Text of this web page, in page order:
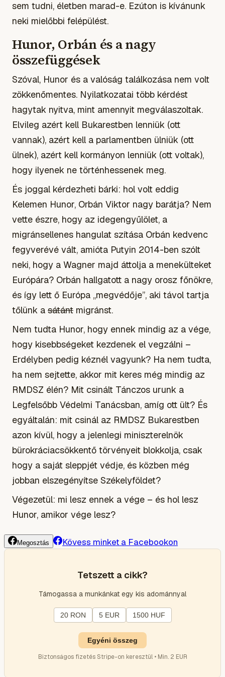
sem tudni, életben marad-e. Ezúton is kívánunk
neki mielőbbi felépülést.
Hunor, Orbán és a nagy
összefüggések
Szóval, Hunor és a valóság találkozása nem volt
zökkenőmentes. Nyilatkozatai több kérdést
hagytak nyitva, mint amennyit megválaszoltak.
Elvileg azért kell Bukarestben lenniük (ott
vannak), azért kell a parlamentben ülniük (ott
ülnek), azért kell kormányon lenniük (ott voltak),
hogy ilyenek ne történhessenek meg.
És joggal kérdezheti bárki: hol volt eddig
Kelemen Hunor, Orbán Viktor nagy barátja? Nem
vette észre, hogy az idegengyűlölet, a
migránsellenes hangulat szítása Orbán kedvenc
fegyverévé vált, amióta Putyin 2014-ben szólt
neki, hogy a Wagner majd áttolja a menekülteket
Európára? Orbán hallgatott a nagy orosz főnökre,
és így lett ő Európa „megvédője”, aki távol tartja
tőlünk a sátánt migránst.
Nem tudta Hunor, hogy ennek mindig az a vége,
hogy kisebbségeket kezdenek el vegzálni –
Erdélyben pedig kéznél vagyunk? Ha nem tudta,
ha nem sejtette, akkor mit keres még mindig az
RMDSZ élén? Mit csinált Tánczos urunk a
Legfelsőbb Védelmi Tanácsban, amíg ott ült? És
egyáltalán: mit csinál az RMDSZ Bukarestben
azon kívül, hogy a jelenlegi miniszterelnök
bürokráciacsökkentő törvényeit blokkolja, csak
hogy a saját sleppjét védje, és közben még
jobban elszegényítse Székelyföldet?
Végezetül: mi lesz ennek a vége – és hol lesz
Hunor, amikor vége lesz?
Megosztás Kövess minket a Facebookon
Tetszett a cikk?
Támogassa a munkánkat egy kis adománnyal
20 RON 5 EUR 1500 HUF
Egyéni összeg
Biztonságos fizetés Stripe-on keresztül • Min. 2 EUR